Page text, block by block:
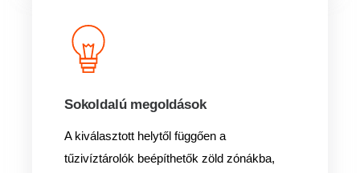
Sokoldalú megoldások
A kiválasztott helytől függően a
tűzivíztárolók beépíthetők zöld zónákba,